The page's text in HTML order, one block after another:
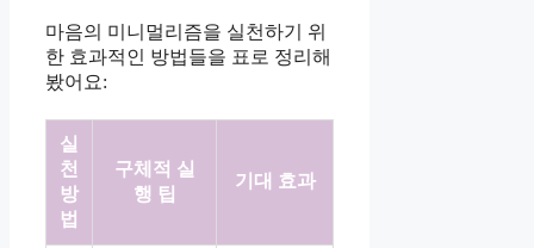
마음의 미니멀리즘을 실천하기 위
한 효과적인 방법들을 표로 정리해
봤어요:
실
천
방
법
구체적 실
행 팁
기대 효과